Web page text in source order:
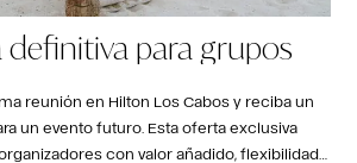
definitiva para grupos
reunión en Hilton Los Cabos y reciba un
un evento futuro. Esta oferta exclusiva
con valor añadido, flexibilidad